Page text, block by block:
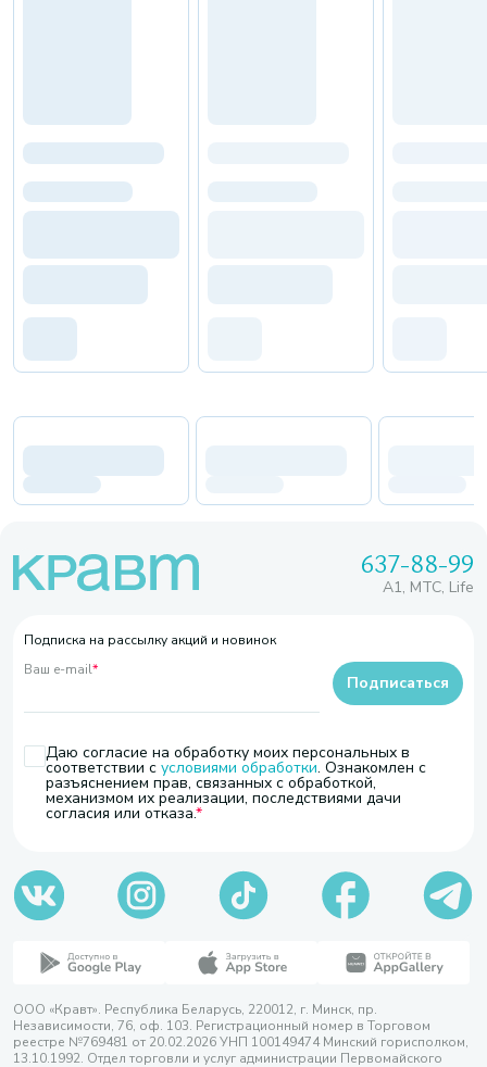
637-88-99
A1, МТС, Life
Подписка на рассылку акций и новинок
Ваш e-mail*
Даю согласие на обработку моих персональных в
соответствии с условиями обработки. Ознакомлен с
разъяснением прав, связанных с обработкой,
механизмом их реализации, последствиями дачи
согласия или отказа.
Подписаться
ООО «Кравт». Республика Беларусь, 220012, г. Минск, пр.
Независимости, 76, оф. 103. Регистрационный номер в Торговом
реестре №769481 от 20.02.2026 УНП 100149474 Минский горисполком,
13.10.1992. Отдел торговли и услуг администрации Первомайского